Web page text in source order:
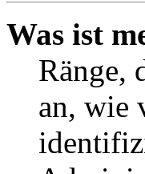
Was ist
Ränge,
an, wie